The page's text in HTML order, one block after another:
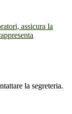
assicura la
la segreteria.